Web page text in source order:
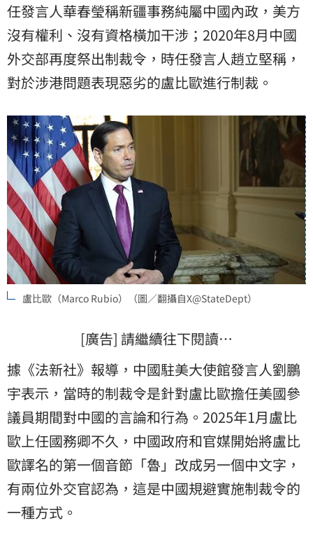
任發言人華春瑩稱新疆事務純屬中國內政，美方
沒有權利、沒有資格橫加干涉；2020年8月中國
外交部再度祭出制裁令，時任發言人趙立堅稱，
對於涉港問題表現惡劣的盧比歐進行制裁。
盧比歐（Marco Rubio）（圖／翻攝自X@StateDept）
[廣告] 請繼續往下閱讀…
據《法新社》報導，中國駐美大使館發言人劉鵬
宇表示，當時的制裁令是針對盧比歐擔任美國參
議員期間對中國的言論和行為。2025年1月盧比
歐上任國務卿不久，中國政府和官媒開始將盧比
歐譯名的第一個音節「魯」改成另一個中文字，
有兩位外交官認為，這是中國規避實施制裁令的
一種方式。